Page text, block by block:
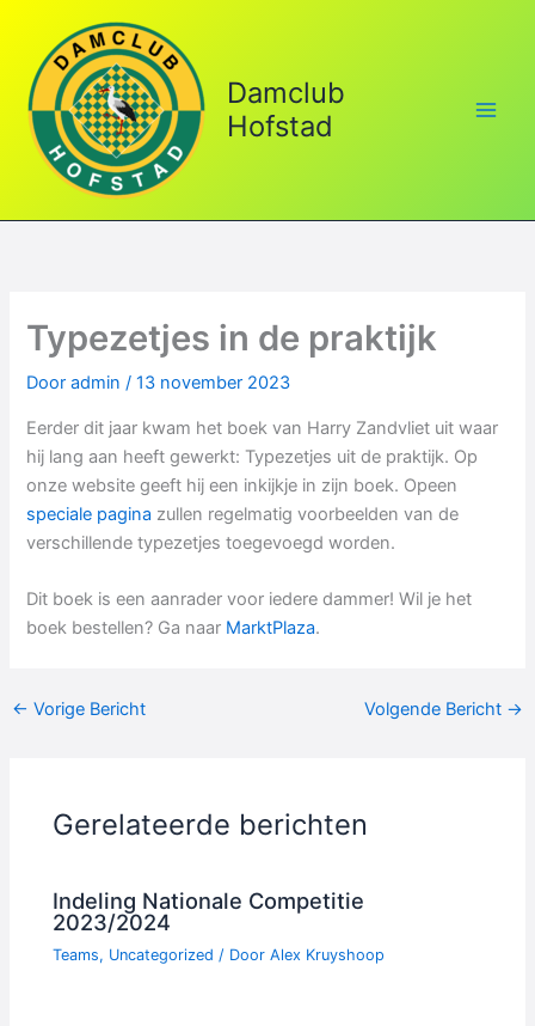
inhoud
Damclub
Hofstad
Typezetjes in de praktijk
Dooradmin/13 november 2023
Eerder dit jaar kwam het boek van Harry Zandvliet uit waar
hij lang aan heeft gewerkt: Typezetjes uit de praktijk. Op
onze website geeft hij een inkijkje in zijn boek. Opeen
speciale pagina zullen regelmatig voorbeelden van de
verschillende typezetjes toegevoegd worden.
Dit boek is een aanrader voor iedere dammer! Wil je het
boek bestellen? Ga naar MarktPlaza.
← Vorige Bericht Volgende Bericht →
Gerelateerde berichten
Indeling Nationale Competitie
2023/2024
Teams, Uncategorized / DoorAlex Kruyshoop